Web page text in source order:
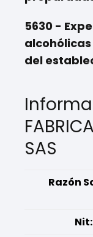
5630 -
del
SAS
Razón
Nit: